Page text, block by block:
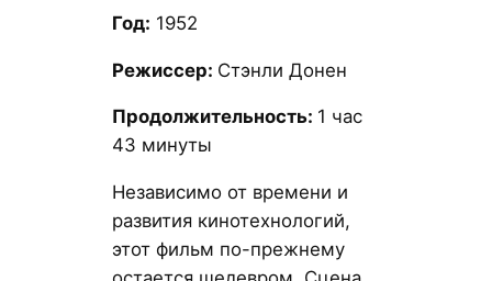
Год: 1952
Режиссер: Стэнли Донен
Продолжительность: 1 час
43 минуты
Независимо от времени и
развития кинотехнологий,
этот фильм по-прежнему